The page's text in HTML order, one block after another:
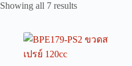
Showing all 7 results